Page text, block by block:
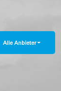
Alle Anbieter